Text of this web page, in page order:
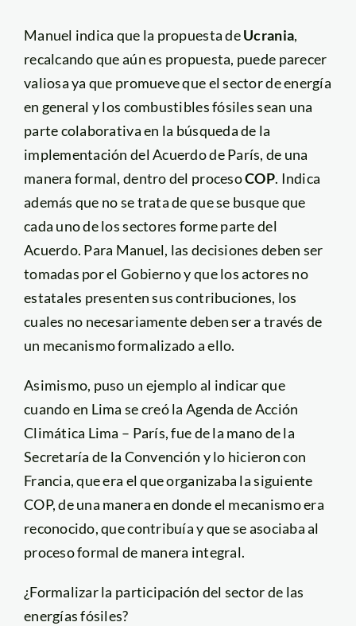
Manuel indica que la propuesta deUcrania,
recalcando que aún es propuesta, puede parecer
valiosa ya que promueve que el sector de energía
en general y los combustibles fósiles sean una
parte colaborativa en la búsqueda de la
implementación del Acuerdo de París, de una
manera formal, dentro del procesoCOP. Indica
además que no se trata de que se busque que
cada uno de los sectores forme parte del
Acuerdo. Para Manuel, las decisiones deben ser
tomadas por el Gobierno y que los actores no
estatales presenten sus contribuciones, los
cuales no necesariamente deben ser a través de
un mecanismo formalizado a ello.
Asimismo, puso un ejemplo al indicar que
cuando en Lima se creó la Agenda de Acción
Climática Lima – París, fue de la mano de la
Secretaría de la Convención y lo hicieron con
Francia, que era el que organizaba la siguiente
COP, de una manera en donde el mecanismo era
reconocido, que contribuía y que se asociaba al
proceso formal de manera integral.
¿Formalizar la participación del sector de las
energías fósiles?